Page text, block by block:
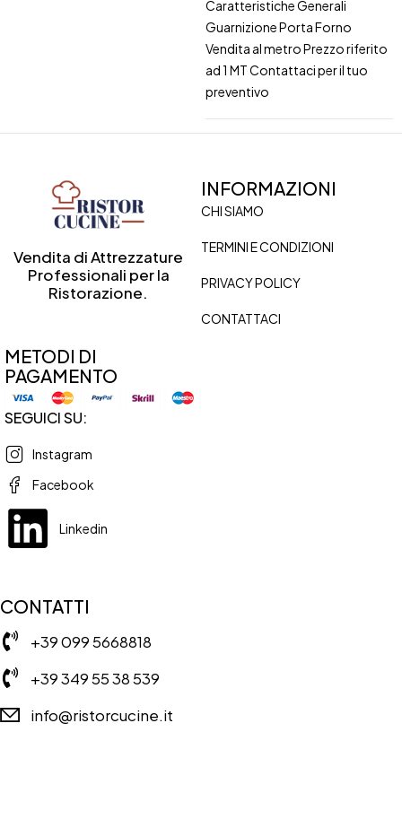
Caratteristiche Generali
Guarnizione Porta Forno
Vendita al metro Prezzo riferito
ad 1 MT Contattaci per il tuo
preventivo
Vendita di Attrezzature
Professionali per la
Ristorazione.
INFORMAZIONI
CHI SIAMO
TERMINI E CONDIZIONI
PRIVACY POLICY
CONTATTACI
METODI DI
PAGAMENTO
SEGUICI SU:
Instagram
Facebook
Linkedin
CONTATTI
+39 099 5668818
+39 349 55 38 539
info@ristorcucine.it